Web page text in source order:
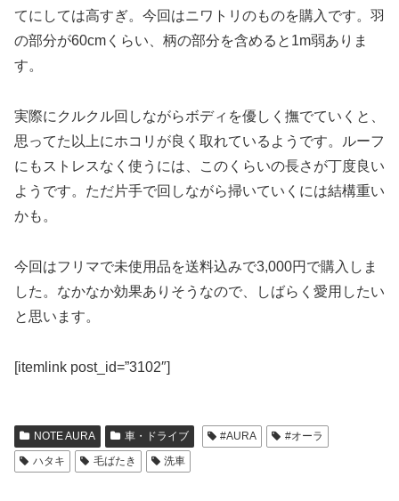
てにしては高すぎ。今回はニワトリのものを購入です。羽
の部分が60cmくらい、柄の部分を含めると1m弱ありま
す。
実際にクルクル回しながらボディを優しく撫でていくと、
思ってた以上にホコリが良く取れているようです。ルーフ
にもストレスなく使うには、このくらいの長さが丁度良い
ようです。ただ片手で回しながら掃いていくには結構重い
かも。
今回はフリマで未使用品を送料込みで3,000円で購入しま
した。なかなか効果ありそうなので、しばらく愛用したい
と思います。
[itemlink post_id=”3102″]
NOTE AURA 車・ドライブ #AURA
#オーラ
ハタキ
毛ばたき 洗車